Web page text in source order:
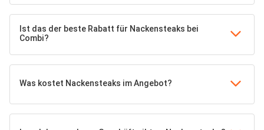
Ist das der beste Rabatt für Nackensteaks bei
Combi?
Was kostet Nackensteaks im Angebot?